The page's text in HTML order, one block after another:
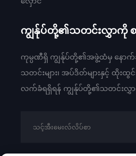
ကျွန်ုပ်တို့၏သတင်းလွှာကို စာ
ကုမ္ပဏီရှိ ကျွန်ုပ်တို့၏အဖွဲ့ထံမှ နောက်
သတင်းများ၊ အပ်ဒိတ်များနှင့် ထိုးထွင်
လက်ခံရရှိရန် ကျွန်ုပ်တို့၏သတင်းလွှ